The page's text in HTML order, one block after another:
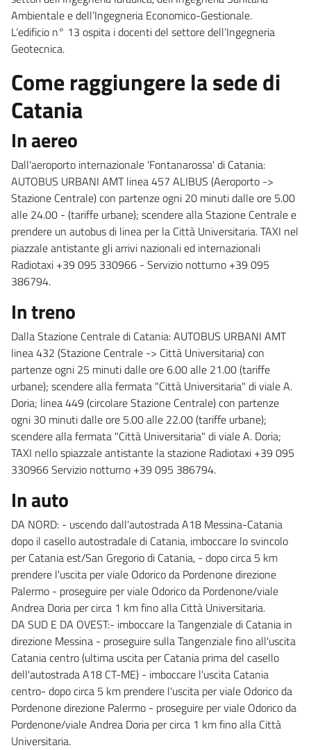
Ambientale e dell’Ingegneria Economico-Gestionale.
L’edificio n° 13 ospita i docenti del settore dell’Ingegneria
Geotecnica.
Come raggiungere la sede di
Catania
In aereo
Dall'aeroporto internazionale 'Fontanarossa' di Catania:
AUTOBUS URBANI AMT linea 457 ALIBUS (Aeroporto ->
Stazione Centrale) con partenze ogni 20 minuti dalle ore 5.00
alle 24.00 - (tariffe urbane); scendere alla Stazione Centrale e
prendere un autobus di linea per la Città Universitaria. TAXI nel
piazzale antistante gli arrivi nazionali ed internazionali
Radiotaxi +39 095 330966 - Servizio notturno +39 095
386794.
In treno
Dalla Stazione Centrale di Catania: AUTOBUS URBANI AMT
linea 432 (Stazione Centrale -> Città Universitaria) con
partenze ogni 25 minuti dalle ore 6.00 alle 21.00 (tariffe
urbane); scendere alla fermata "Città Universitaria" di viale A.
Doria; linea 449 (circolare Stazione Centrale) con partenze
ogni 30 minuti dalle ore 5.00 alle 22.00 (tariffe urbane);
scendere alla fermata "Città Universitaria" di viale A. Doria;
TAXI nello spiazzale antistante la stazione Radiotaxi +39 095
330966 Servizio notturno +39 095 386794.
In auto
DA NORD: - uscendo dall'autostrada A18 Messina-Catania
dopo il casello autostradale di Catania, imboccare lo svincolo
per Catania est/San Gregorio di Catania, - dopo circa 5 km
prendere l'uscita per viale Odorico da Pordenone direzione
Palermo - proseguire per viale Odorico da Pordenone/viale
Andrea Doria per circa 1 km fino alla Città Universitaria.
DA SUD E DA OVEST:- imboccare la Tangenziale di Catania in
direzione Messina - proseguire sulla Tangenziale fino all'uscita
Catania centro (ultima uscita per Catania prima del casello
dell'autostrada A18 CT-ME) - imboccare l'uscita Catania
centro- dopo circa 5 km prendere l'uscita per viale Odorico da
Pordenone direzione Palermo - proseguire per viale Odorico da
Pordenone/viale Andrea Doria per circa 1 km fino alla Città
Universitaria.